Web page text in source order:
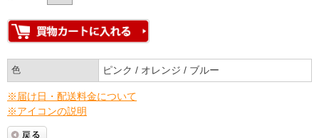
色 ピンク / オレンジ / ブルー
※届け日・配送料金について
※アイコンの説明